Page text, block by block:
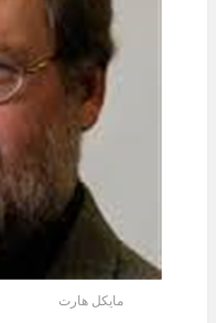
مايكل هارت